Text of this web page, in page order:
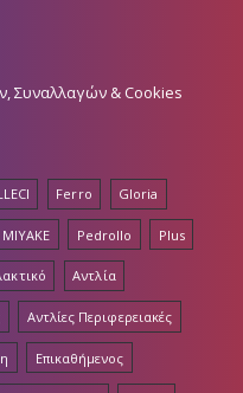
Συναλλαγών & Cookies
Ferro Gloria
MIYAKE Pedrollo Plus
Αντλία
Αντλίες Περιφερειακές
Επικαθήμενος